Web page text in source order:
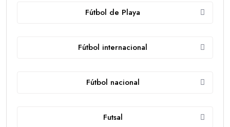
Fútbol de Playa
Fútbol internacional
Fútbol nacional
Futsal